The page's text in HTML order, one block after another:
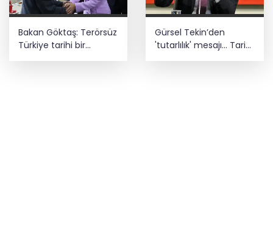
Bakan Göktaş: Terörsüz
Türkiye tarihi bir
Gürsel Tekin’den
'tutarlılık' mesajı... Tarihi